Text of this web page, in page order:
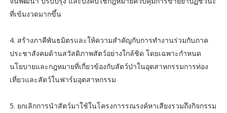
ที่เข้มงวดมากขึ้น
4. สร้างภาคีพันธมิตรและให้ความสำคัญกับการทำงานร่วมกับภาค
ประชาสังคมด้านสวัสดิภาพสัตว์อย่างใกล้ชิด โดยเฉพาะกำหนด
นโยบายและกฎหมายที่เกี่ยวข้องกับสัตว์ป่าในอุตสาหกรรมการท่อง
เที่ยวและสัตว์ในฟาร์มอุตสาหกรรม
5. ยกเลิกการนำสัตว์มาใช้ในโครงการรณรงค์หาเสียงรวมถึงกิจกรรม